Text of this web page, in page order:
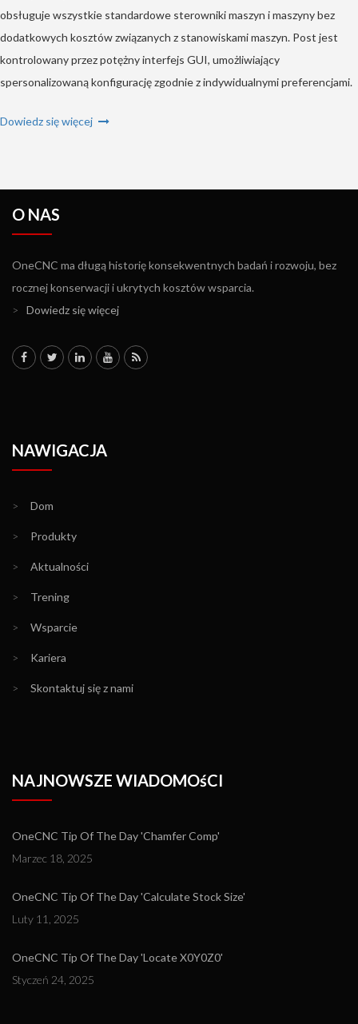
obsługuje wszystkie standardowe sterowniki maszyn i maszyny bez
dodatkowych kosztów związanych z stanowiskami maszyn. Post jest
kontrolowany przez potężny interfejs GUI, umożliwiający
spersonalizowaną konfigurację zgodnie z indywidualnymi preferencjami.
Dowiedz się więcej
O NAS
OneCNC ma długą historię konsekwentnych badań i rozwoju, bez
rocznej konserwacji i ukrytych kosztów wsparcia.
>
Dowiedz się więcej
NAWIGACJA
> Dom
> Produkty
> Aktualności
> Trening
> Wsparcie
> Kariera
> Skontaktuj się z nami
NAJNOWSZE WIADOMOśCI
OneCNC Tip Of The Day 'Chamfer Comp'
Marzec 18, 2025
OneCNC Tip Of The Day 'Calculate Stock Size'
Luty 11, 2025
OneCNC Tip Of The Day 'Locate X0Y0Z0'
Styczeń 24, 2025